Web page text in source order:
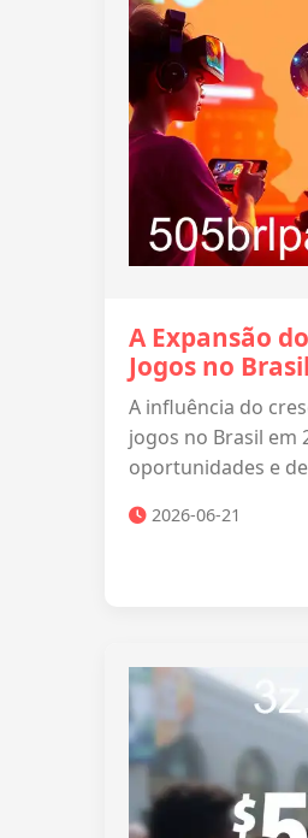
A Expansão
Jogos no Brasil
A influência do
jogos no Brasil em
oportunidades e
2026-06-21